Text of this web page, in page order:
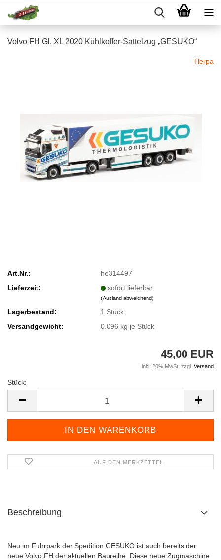
Volvo FH Gl. XL 2020 Kühlkoffer-Sattelzug „GESUKO“
Herpa
Art.Nr.:
he314497
Lieferzeit:
sofort lieferbar
(Ausland abweichend)
Lagerbestand: 1 Stück
Versandgewicht:
0.096 kg je Stück
45,00 EUR
inkl. 20% MwSt. zzgl. Versand
Stück:
AUF DEN MERKZETTEL
Beschreibung
Neu im Fuhrpark der Spedition GESUKO ist auch bereits der
neue Volvo FH der aktuellen Baureihe. Diese neue Zugmaschine